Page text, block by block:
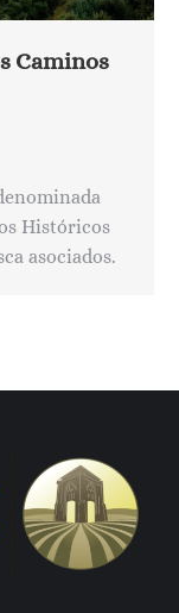
Caminos
Históricos
asociados.